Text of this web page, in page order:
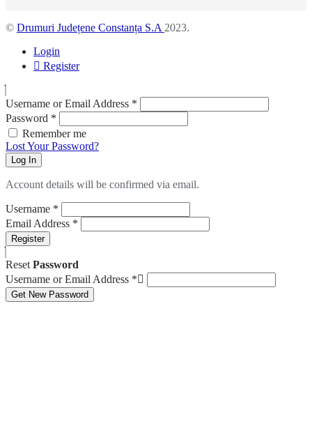
© Drumuri Județene Constanța S.A 2023.
Login
Register
Username or Email Address *
Password *
Remember me
Lost Your Password?
Log In
Account details will be confirmed via email.
Username *
Email Address *
Register
Reset Password
Username or Email Address *
Get New Password